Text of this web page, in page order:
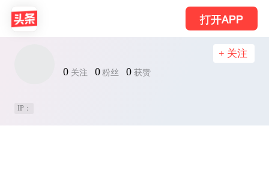
打开APP
0 关注 0 粉丝 0 获赞
+ 关注
IP：